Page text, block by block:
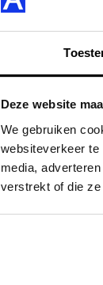
Deze website
We gebruiken
websiteverkeer
media,
verstrekt of die